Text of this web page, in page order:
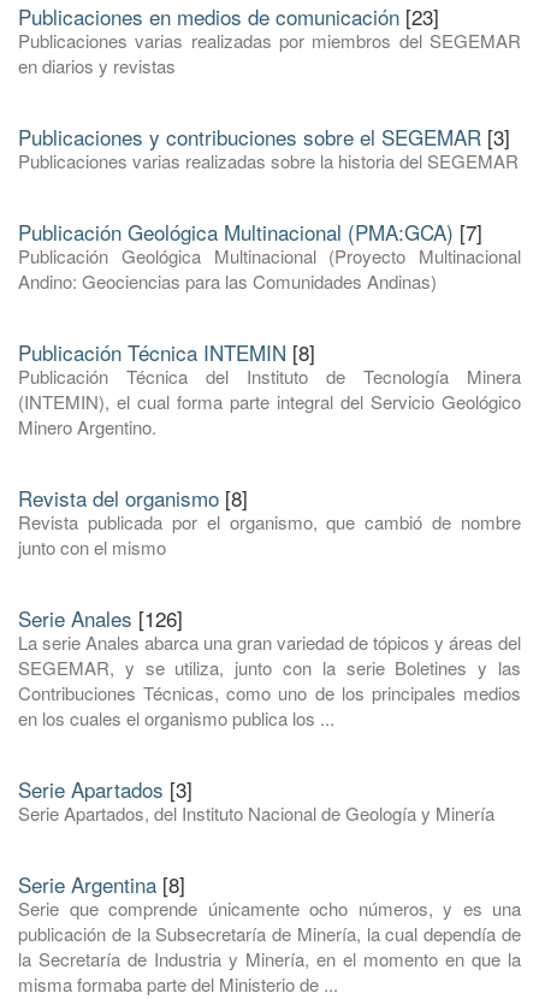
Publicaciones en medios de comunicación [23]
Publicaciones varias realizadas por miembros del SEGEMAR
en diarios y revistas
Publicaciones y contribuciones sobre el SEGEMAR [3]
Publicaciones varias realizadas sobre la historia del SEGEMAR
Publicación Geológica Multinacional (PMA:GCA) [7]
Publicación Geológica Multinacional (Proyecto Multinacional
Andino: Geociencias para las Comunidades Andinas)
Publicación Técnica INTEMIN [8]
Publicación Técnica del Instituto de Tecnología Minera
(INTEMIN), el cual forma parte integral del Servicio Geológico
Minero Argentino.
Revista del organismo [8]
Revista publicada por el organismo, que cambió de nombre
junto con el mismo
Serie Anales [126]
La serie Anales abarca una gran variedad de tópicos y áreas del
SEGEMAR, y se utiliza, junto con la serie Boletines y las
Contribuciones Técnicas, como uno de los principales medios
en los cuales el organismo publica los ...
Serie Apartados [3]
Serie Apartados, del Instituto Nacional de Geología y Minería
Serie Argentina [8]
Serie que comprende únicamente ocho números, y es una
publicación de la Subsecretaría de Minería, la cual dependía de
la Secretaría de Industria y Minería, en el momento en que la
misma formaba parte del Ministerio de ...